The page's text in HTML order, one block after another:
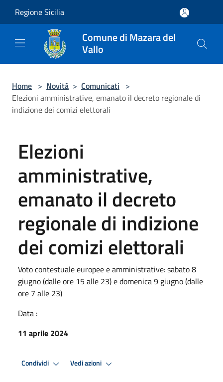
Regione Sicilia
Comune di Mazara del
Vallo
Home > Novità > Comunicati >
Elezioni amministrative, emanato il decreto regionale di
indizione dei comizi elettorali
Elezioni
amministrative,
emanato il decreto
regionale di indizione
dei comizi elettorali
Voto contestuale europee e amministrative: sabato 8
giugno (dalle ore 15 alle 23) e domenica 9 giugno (dalle
ore 7 alle 23)
Data :
11 aprile 2024
Condividi Vedi azioni